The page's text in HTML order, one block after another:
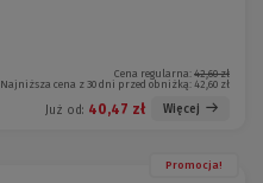
Cena regularna: 42,60 zł
Najniższa cena z 30 dni przed obniżką: 42,60 zł
Już od: 40,47 zł Więcej
Promocja!